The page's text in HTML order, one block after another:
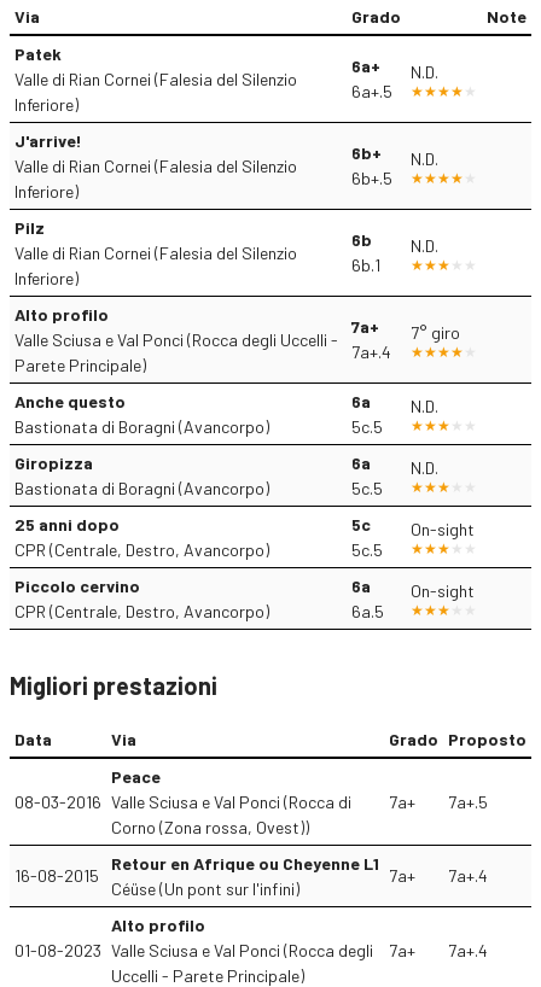
Via Grado
Note
Patek
Valle di Rian Cornei (Falesia del Silenzio
Inferiore)
6a+
6a+.5
N.D.
J'arrive!
Valle di Rian Cornei (Falesia del Silenzio
Inferiore)
6b+
6b+.5
N.D.
Pilz
Valle di Rian Cornei (Falesia del Silenzio
Inferiore)
6b
6b.1
N.D.
Alto profilo
Valle Sciusa e Val Ponci (Rocca degli Uccelli -
Parete Principale)
7a+
7a+.4
7° giro
Anche questo
Bastionata di Boragni (Avancorpo)
6a
5c.5
N.D.
Giropizza
Bastionata di Boragni (Avancorpo)
6a
5c.5
N.D.
25 anni dopo
CPR (Centrale, Destro, Avancorpo)
5c
5c.5
On-sight
Piccolo cervino
CPR (Centrale, Destro, Avancorpo)
6a
6a.5
On-sight
Migliori prestazioni
Data Via Grado Proposto
08-03-2016
Peace
Valle Sciusa e Val Ponci (Rocca di
Corno (Zona rossa, Ovest))
7a+ 7a+.5
16-08-2015
Retour en Afrique ou Cheyenne L1
Céüse (Un pont sur l'infini)
7a+ 7a+.4
01-08-2023
Alto profilo
Valle Sciusa e Val Ponci (Rocca degli
Uccelli - Parete Principale)
7a+ 7a+.4